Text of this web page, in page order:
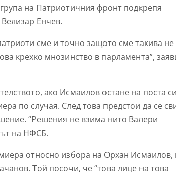
на Патриотичния фронт подкрепя
Енчев.
сме и точно защото сме такива не
крехко мнозинство в парламента”,
ако Исмаилов остане на поста си
по случая. След това предстои да се
“Решения не взима нито Валери
на НФСБ.
относно избора на Орхан Исмаилов,
Той посочи, че “това лице на това